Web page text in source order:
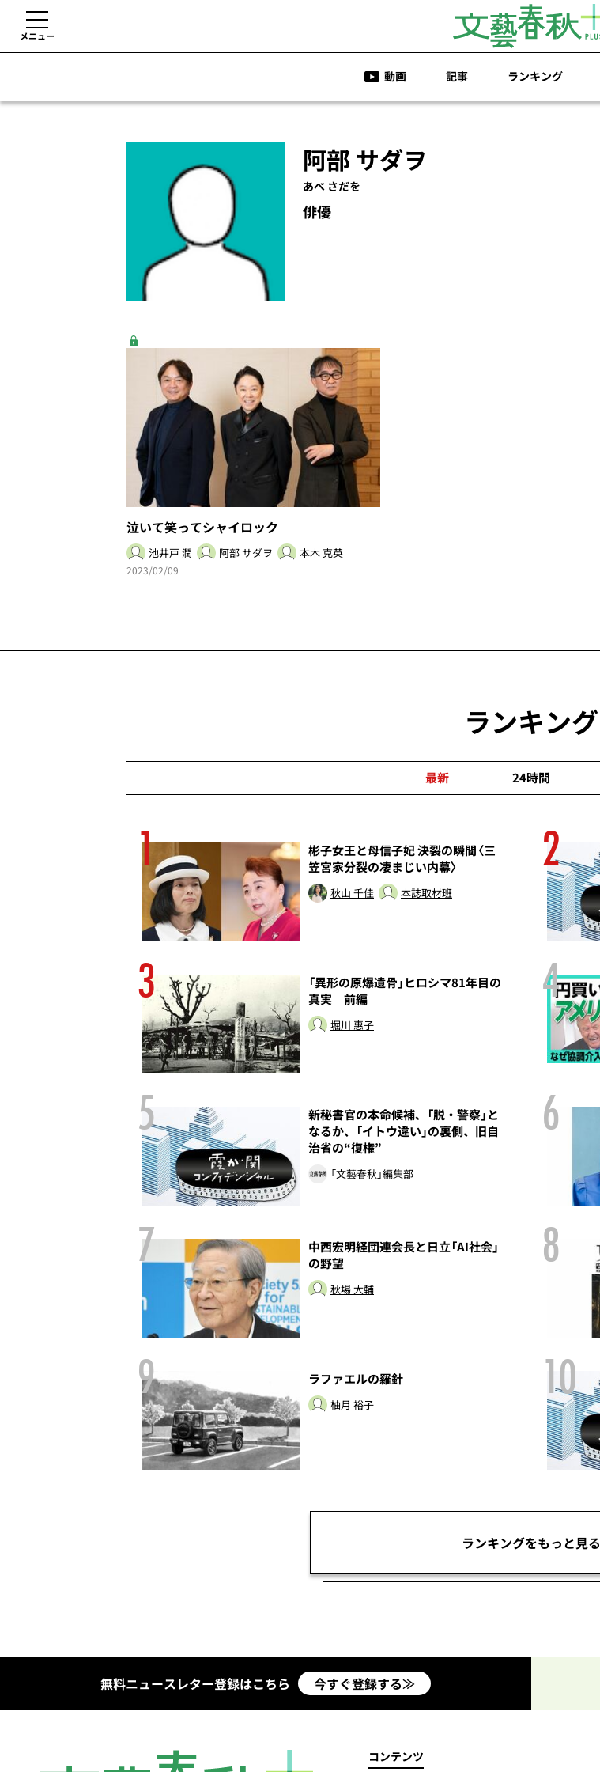
メニュー
動画 記事 ランキング
阿部 サダヲ
あべ さだを
俳優
泣いて笑ってシャイロック
池井戸 潤 阿部 サダヲ 本木 克英
2023/02/09
ランキング
最新 24時間
1
彬子女王と母信子妃 決裂の瞬間〈三
笠宮家分裂の凄まじい内幕〉
秋山 千佳 本誌取材班
2
3
「異形の原爆遺骨」ヒロシマ81年目の
真実 前編
堀川 惠子
4
5
新秘書官の本命候補、「脱・警察」と
なるか、「イトウ違い」の裏側、旧自
治省の“復権”
「文藝春秋」編集部
6
7
中西宏明経団連会長と日立「AI社会」
の野望
秋場 大輔
8
9 ラファエルの羅針
柚月 裕子 10
ランキングをもっと見る
無料ニュースレター登録はこちら 今すぐ登録する≫
コンテンツ